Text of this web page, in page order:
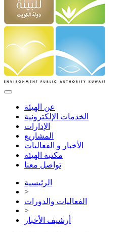
عن الهيئة
الخدمات الإلكترونية
الإدارات
المشاريع
الأخبار و الفعاليات
مكتبة الهيئة
تواصل معنا
الرئيسية
>
الفعاليات والدورات
>
أرشيف الأخبار